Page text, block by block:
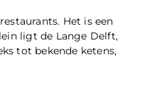
Het is een
ligt de Lange Delft,
tot bekende ketens,